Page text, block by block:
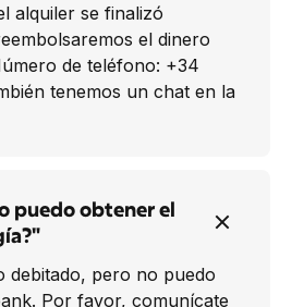
alquiler se finalizó
el dinero
de teléfono: +34
tenemos un chat en la
puedo obtener el
debitado, pero no puedo
Por favor, comunícate